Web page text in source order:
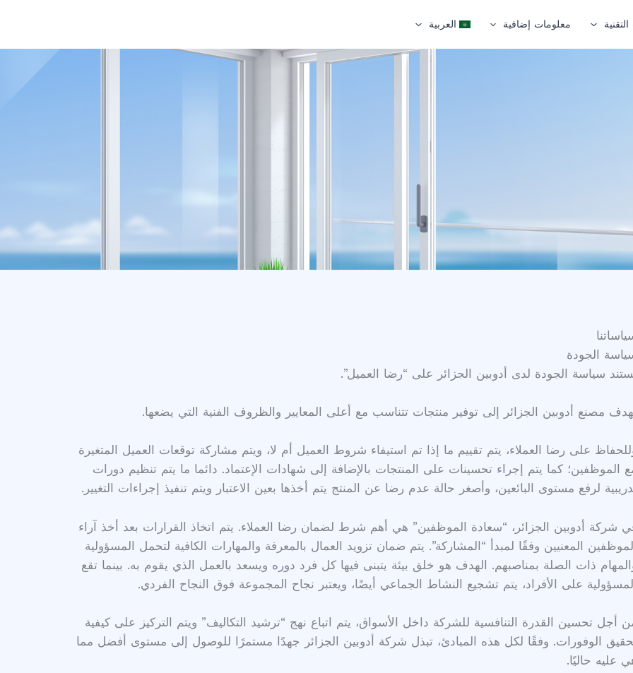
معلومات إضافية العربية
الجودة
سياسة الجودة لدى أدوبين الجزائر على “رضا العميل”.
مصنع أدوبين الجزائر إلى توفير منتجات تتناسب مع أعلى المعايير والظروف الفنية التي يضعها.
على رضا العملاء، يتم تقييم ما إذا تم استيفاء شروط العميل أم لا، ويتم مشاركة توقعات العميل المتغيرة
الموظفين؛ كما يتم إجراء تحسينات على المنتجات بالإضافة إلى شهادات الإعتماد. دائما ما يتم تنظيم دورات
لرفع مستوى البائعين، وأصغر حالة عدم رضا عن المنتج يتم أخذها بعين الاعتبار ويتم تنفيذ إجراءات التغيير.
شركة أدوبين الجزائر، “سعادة الموظفين” هي أهم شرط لضمان رضا العملاء. يتم اتخاذ القرارات بعد أخذ آراء
المعنيين وفقًا لمبدأ “المشاركة”. يتم ضمان تزويد العمال بالمعرفة والمهارات الكافية لتحمل المسؤولية
ذات الصلة بمناصبهم. الهدف هو خلق بيئة يتبنى فيها كل فرد دوره ويسعد بالعمل الذي يقوم به. بينما تقع
على الأفراد، يتم تشجيع النشاط الجماعي أيضًا، ويعتبر نجاح المجموعة فوق النجاح الفردي.
أجل تحسين القدرة التنافسية للشركة داخل الأسواق، يتم اتباع نهج “ترشيد التكاليف” ويتم التركيز على كيفية
الوفورات. وفقًا لكل هذه المبادئ، تبذل شركة أدوبين الجزائر جهدًا مستمرًا للوصول إلى مستوى أفضل مما
عليه حاليًا.